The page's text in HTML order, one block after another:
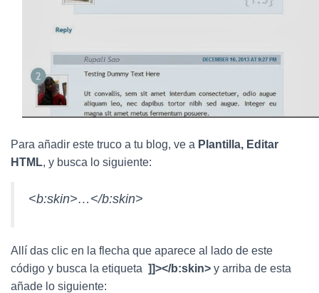
Para añadir este truco a tu blog, ve a Plantilla, Editar
HTML, y busca lo siguiente:
<b:skin>…</b:skin>
Allí das clic en la flecha que aparece al lado de este
código y busca la etiqueta ]]></b:skin> y arriba de esta
añade lo siguiente: